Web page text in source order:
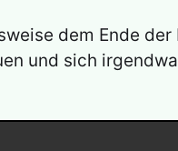
dem Ende
und sich